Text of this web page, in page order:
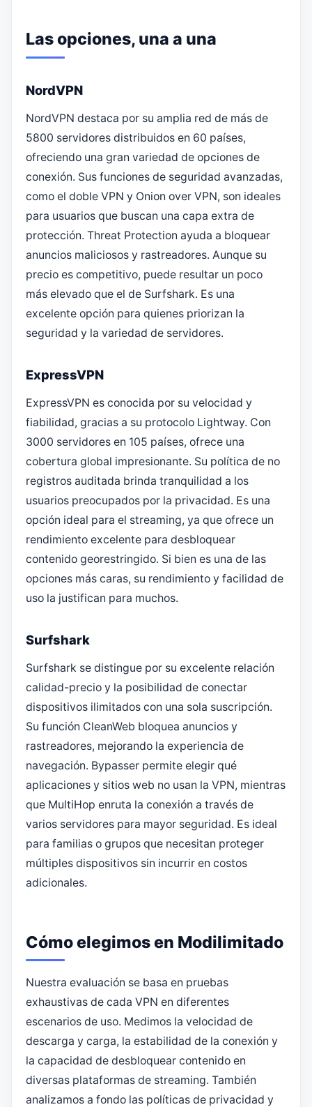
Las opciones, una a una
NordVPN
NordVPN destaca por su amplia red de más de
5800 servidores distribuidos en 60 países,
ofreciendo una gran variedad de opciones de
conexión. Sus funciones de seguridad avanzadas,
como el doble VPN y Onion over VPN, son ideales
para usuarios que buscan una capa extra de
protección. Threat Protection ayuda a bloquear
anuncios maliciosos y rastreadores. Aunque su
precio es competitivo, puede resultar un poco
más elevado que el de Surfshark. Es una
excelente opción para quienes priorizan la
seguridad y la variedad de servidores.
ExpressVPN
ExpressVPN es conocida por su velocidad y
fiabilidad, gracias a su protocolo Lightway. Con
3000 servidores en 105 países, ofrece una
cobertura global impresionante. Su política de no
registros auditada brinda tranquilidad a los
usuarios preocupados por la privacidad. Es una
opción ideal para el streaming, ya que ofrece un
rendimiento excelente para desbloquear
contenido georestringido. Si bien es una de las
opciones más caras, su rendimiento y facilidad de
uso la justifican para muchos.
Surfshark
Surfshark se distingue por su excelente relación
calidad-precio y la posibilidad de conectar
dispositivos ilimitados con una sola suscripción.
Su función CleanWeb bloquea anuncios y
rastreadores, mejorando la experiencia de
navegación. Bypasser permite elegir qué
aplicaciones y sitios web no usan la VPN, mientras
que MultiHop enruta la conexión a través de
varios servidores para mayor seguridad. Es ideal
para familias o grupos que necesitan proteger
múltiples dispositivos sin incurrir en costos
adicionales.
Cómo elegimos en Modilimitado
Nuestra evaluación se basa en pruebas
exhaustivas de cada VPN en diferentes
escenarios de uso. Medimos la velocidad de
descarga y carga, la estabilidad de la conexión y
la capacidad de desbloquear contenido en
diversas plataformas de streaming. También
analizamos a fondo las políticas de privacidad y